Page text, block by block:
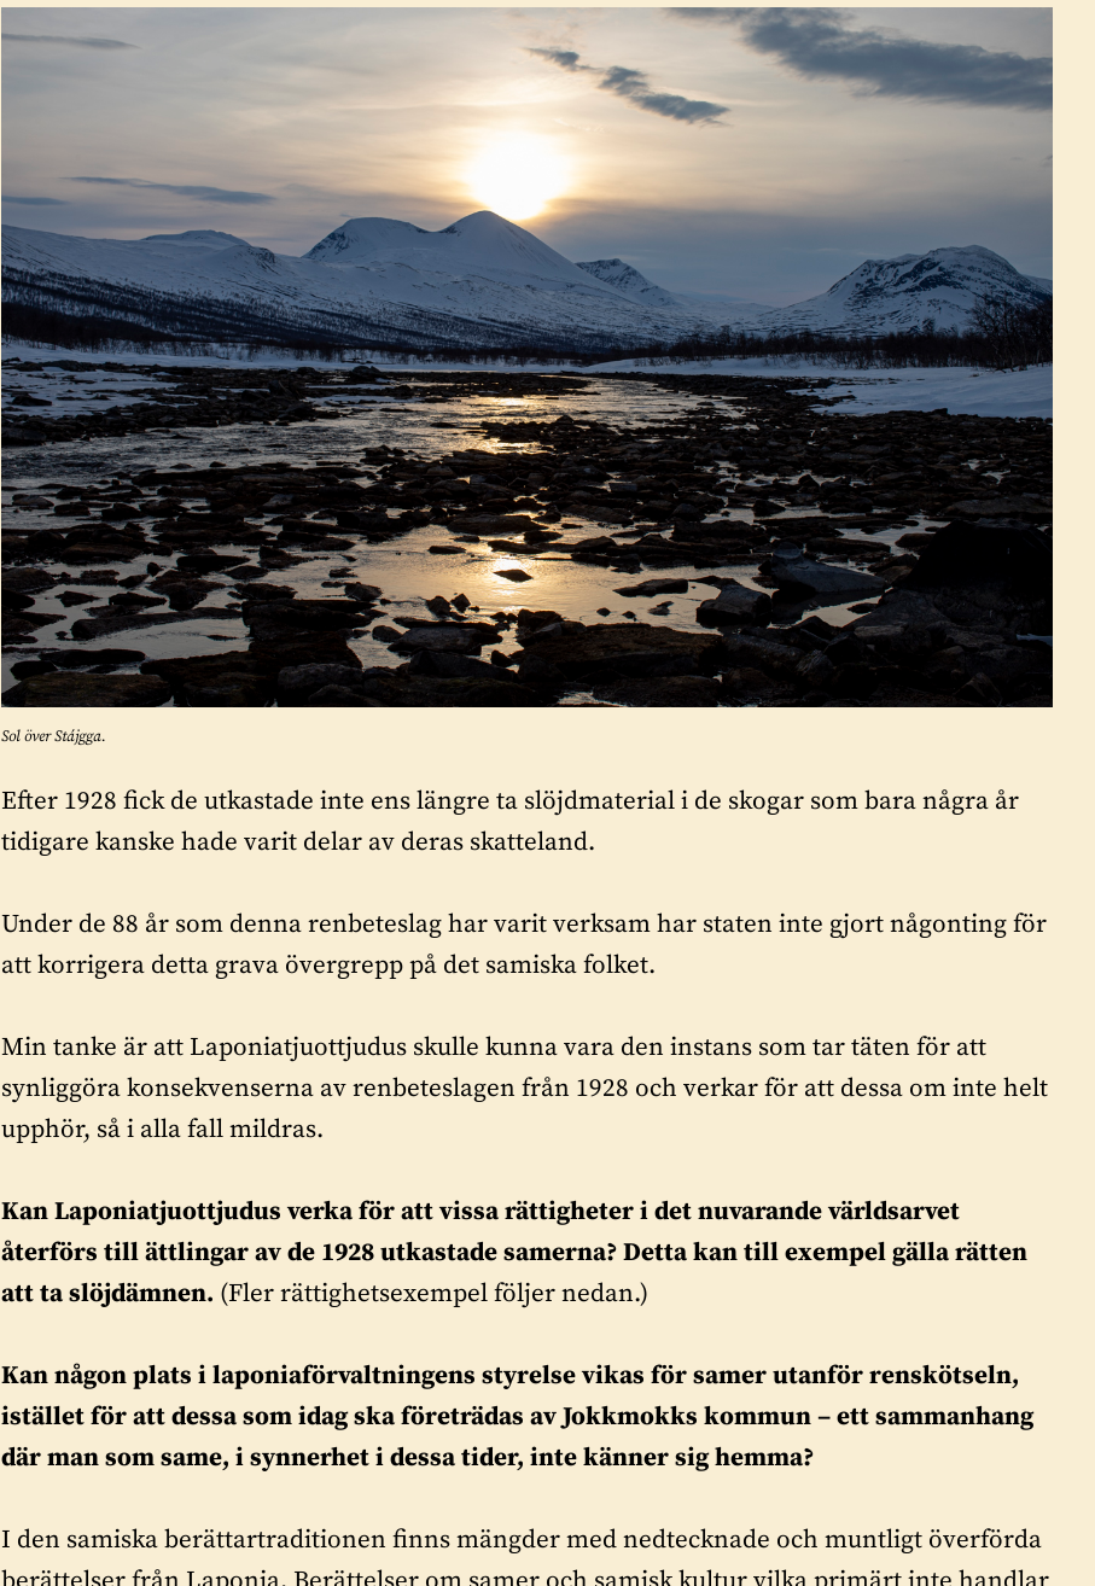
Sol över Stájgga.
Efter 1928 fick de utkastade inte ens längre ta slöjdmaterial i de skogar som bara några år
tidigare kanske hade varit delar av deras skatteland.
Under de 88 år som denna renbeteslag har varit verksam har staten inte gjort någonting för
att korrigera detta grava övergrepp på det samiska folket.
Min tanke är att Laponiatjuottjudus skulle kunna vara den instans som tar täten för att
synliggöra konsekvenserna av renbeteslagen från 1928 och verkar för att dessa om inte helt
upphör, så i alla fall mildras.
Kan Laponiatjuottjudus verka för att vissa rättigheter i det nuvarande världsarvet
återförs till ättlingar av de 1928 utkastade samerna? Detta kan till exempel gälla rätten
att ta slöjdämnen. (Fler rättighetsexempel följer nedan.)
Kan någon plats i laponiaförvaltningens styrelse vikas för samer utanför renskötseln,
istället för att dessa som idag ska företrädas av Jokkmokks kommun – ett sammanhang
där man som same, i synnerhet i dessa tider, inte känner sig hemma?
I den samiska berättartraditionen finns mängder med nedtecknade och muntligt överförda